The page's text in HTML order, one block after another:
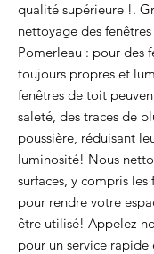
qualité supérieure !.
nettoyage des
Pomerleau : pour des
toujours propres et
fenêtres de toit
saleté, des traces de
poussière, réduisant
luminosité! Nous
surfaces, y compris les
pour rendre votre
être utilisé! Appelez-
pour un service